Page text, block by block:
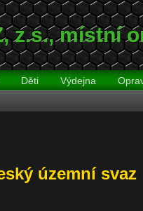
z.s.‚ místní
Děti Výdejna
územní svaz